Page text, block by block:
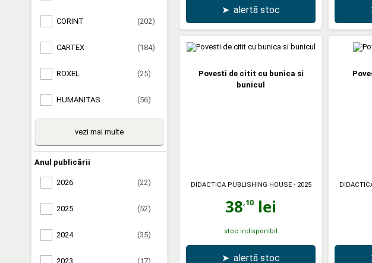
CORINT (202)
CARTEX (184)
ROXEL (25)
HUMANITAS (56)
vezi mai multe
Anul publicării
2026 (22)
2025 (52)
2024 (35)
2023 (17)
➤ alertă stoc
Povesti de citit cu bunica si
bunicul
DIDACTICA PUBLISHING HOUSE- 2025
38,10 lei
stoc indisponibil
➤ alertă stoc